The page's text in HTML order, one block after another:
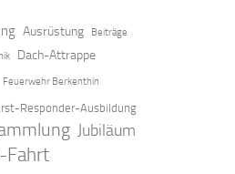
Ausrüstung
Beiträge
Dach-Attrappe
Feuerwehr Berkenthin
Responder-Ausbildung
Jubiläum
Fahrt